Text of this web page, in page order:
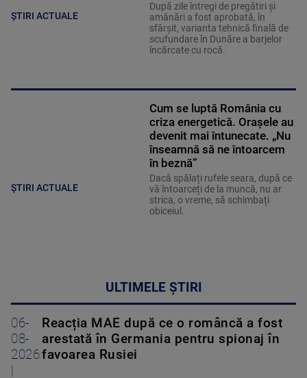
ȘTIRI ACTUALE
După zile întregi de pregătiri și
amânări a fost aprobată, în
sfârșit, varianta tehnică finală de
scufundare în Dunăre a barjelor
încărcate cu rocă.
ȘTIRI ACTUALE
Cum se luptă România cu
criza energetică. Orașele au
devenit mai întunecate. „Nu
înseamnă să ne întoarcem
în beznă”
Dacă spălați rufele seara, după ce
vă întoarceți de la muncă, nu ar
strica, o vreme, să schimbați
obiceiul.
ULTIMELE ȘTIRI
06-
08-
2026
Reacția MAE după ce o româncă a fost
arestată în Germania pentru spionaj în
favoarea Rusiei